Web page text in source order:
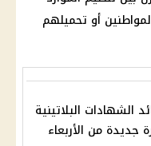
أو تحميلهم
الشهادات البلاتينية
من الأربعاء